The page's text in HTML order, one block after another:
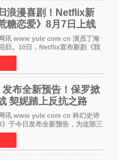
浪漫喜剧！Netflix新
糖恋爱》8月7日上线
yule com cn 演员丁海
归。10日，Netflix宣布新剧《我
于下月7日上线。 《我的荒糖
漫喜剧，讲述患上失忆症的检察
发布全新预告！保罗掀
契妮踏上反抗之路
yule com cn 科幻史诗
》于今日发布全新预告，为这部三
神秘面纱。预告中展现了17年过
崔迪以穆阿迪布之名登基称帝，发